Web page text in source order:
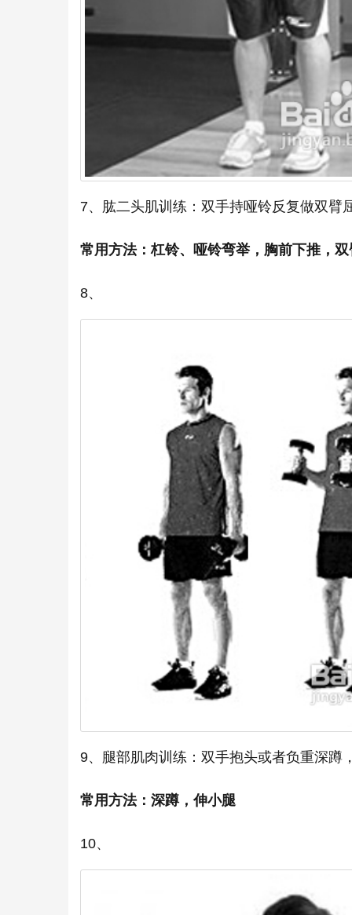
7、肱二头肌训练：双手持哑铃反复做双臂
常用方法：杠铃、哑铃弯举，胸前下推，
8、
9、腿部肌肉训练：双手抱头或者负重深蹲
常用方法：深蹲，伸小腿
10、